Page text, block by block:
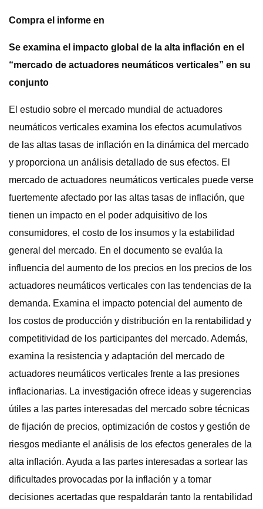
Compra el informe en
Se examina el impacto global de la alta inflación en el
“mercado de actuadores neumáticos verticales” en su
conjunto
El estudio sobre el mercado mundial de actuadores
neumáticos verticales examina los efectos acumulativos
de las altas tasas de inflación en la dinámica del mercado
y proporciona un análisis detallado de sus efectos. El
mercado de actuadores neumáticos verticales puede verse
fuertemente afectado por las altas tasas de inflación, que
tienen un impacto en el poder adquisitivo de los
consumidores, el costo de los insumos y la estabilidad
general del mercado. En el documento se evalúa la
influencia del aumento de los precios en los precios de los
actuadores neumáticos verticales con las tendencias de la
demanda. Examina el impacto potencial del aumento de
los costos de producción y distribución en la rentabilidad y
competitividad de los participantes del mercado. Además,
examina la resistencia y adaptación del mercado de
actuadores neumáticos verticales frente a las presiones
inflacionarias. La investigación ofrece ideas y sugerencias
útiles a las partes interesadas del mercado sobre técnicas
de fijación de precios, optimización de costos y gestión de
riesgos mediante el análisis de los efectos generales de la
alta inflación. Ayuda a las partes interesadas a sortear las
dificultades provocadas por la inflación y a tomar
decisiones acertadas que respaldarán tanto la rentabilidad